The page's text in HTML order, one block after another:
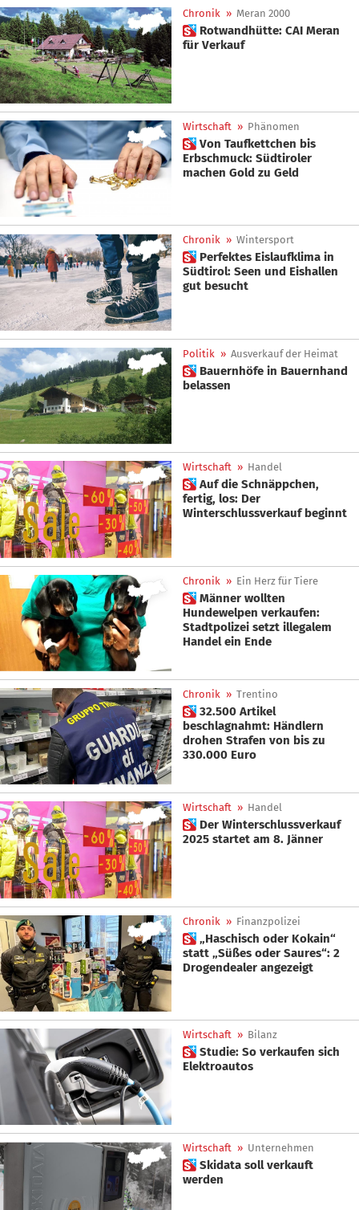
Chronik » Meran 2000
 Rotwandhütte: CAI Meran
für Verkauf
Wirtschaft » Phänomen
 Von Taufkettchen bis
Erbschmuck: Südtiroler
machen Gold zu Geld
Chronik » Wintersport
 Perfektes Eislaufklima in
Südtirol: Seen und Eishallen
gut besucht
Politik » Ausverkauf der Heimat
 Bauernhöfe in Bauernhand
belassen
Wirtschaft » Handel
 Auf die Schnäppchen,
fertig, los: Der
Winterschlussverkauf beginnt
Chronik » Ein Herz für Tiere
 Männer wollten
Hundewelpen verkaufen:
Stadtpolizei setzt illegalem
Handel ein Ende
Chronik » Trentino
 32.500 Artikel
beschlagnahmt: Händlern
drohen Strafen von bis zu
330.000 Euro
Wirtschaft » Handel
 Der Winterschlussverkauf
2025 startet am 8. Jänner
Chronik » Finanzpolizei
 „Haschisch oder Kokain“
statt „Süßes oder Saures“: 2
Drogendealer angezeigt
Wirtschaft » Bilanz
 Studie: So verkaufen sich
Elektroautos
Wirtschaft » Unternehmen
 Skidata soll verkauft
werden